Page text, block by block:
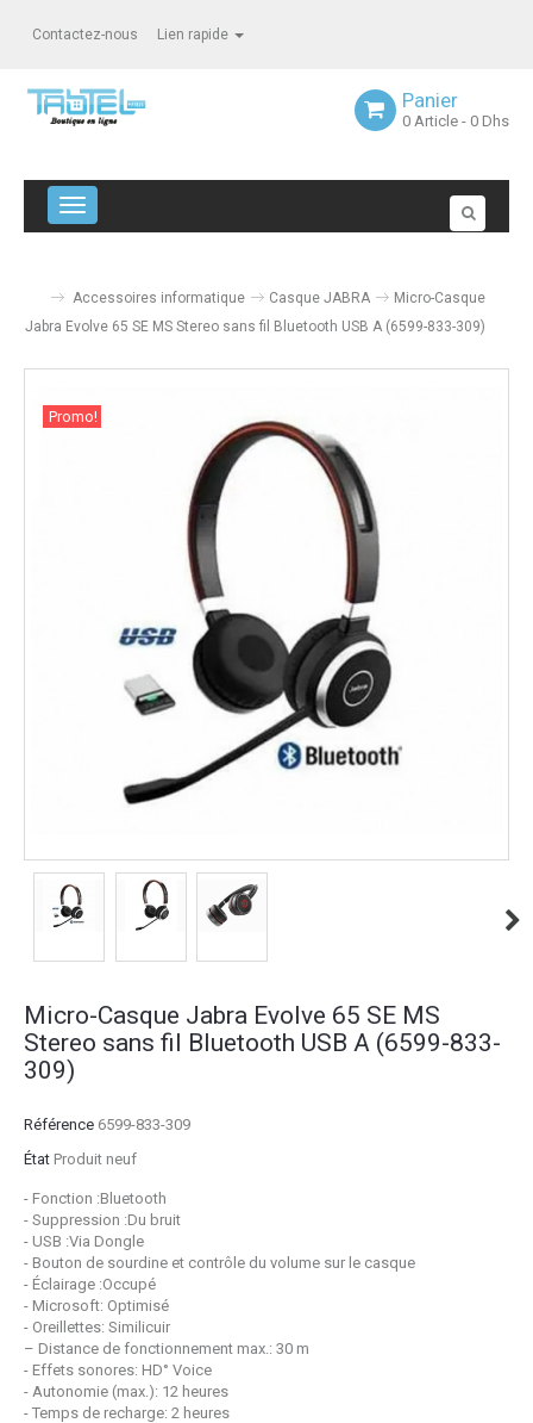
Contactez-nous Lien rapide
Panier
0 Article - 0 Dhs
Navigation bascule
Accessoires informatique Casque JABRA
Micro-Casque
Jabra Evolve 65 SE MS Stereo sans fil Bluetooth USB A (6599-833-309)
Promo!
Micro-Casque Jabra Evolve 65 SE MS
Stereo sans fil Bluetooth USB A (6599-833-
309)
Référence 6599-833-309
État Produit neuf
- Fonction :Bluetooth
- Suppression :Du bruit
- USB :Via Dongle
- Bouton de sourdine et contrôle du volume sur le casque
- Éclairage :Occupé
- Microsoft: Optimisé
- Oreillettes: Similicuir
– Distance de fonctionnement max.: 30 m
- Effets sonores: HD° Voice
- Autonomie (max.): 12 heures
- Temps de recharge: 2 heures